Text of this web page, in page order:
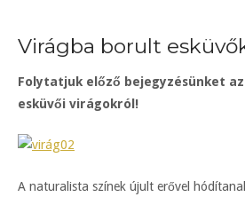
Virágba borult
Folytatjuk előző bejegyzésünket
esküvői virágokról!
A naturalista színek újult erővel